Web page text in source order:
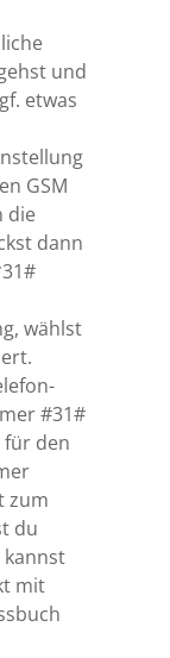
und
etwas
GSM
die
dann
wählst
#31#
den
zum
du
kannst
mit